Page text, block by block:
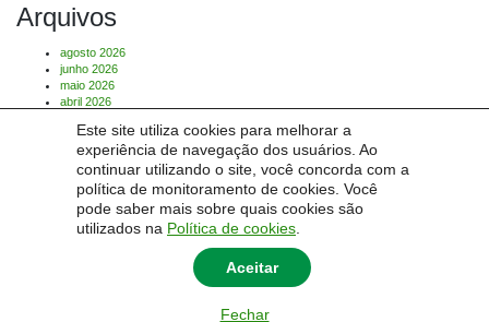
Este site utiliza cookies para melhorar a
experiência de navegação dos usuários. Ao
continuar utilizando o site, você concorda com a
política de monitoramento de cookies. Você
pode saber mais sobre quais cookies são
utilizados na Política de cookies
Aceitar
Fechar
Arquivos
agosto 2026
junho 2026
maio 2026
abril 2026
julho 2025
Categorias
Sem categoria
Labpoliter - Laboratório de Políticas Públicas e Territórios Fronteiriços